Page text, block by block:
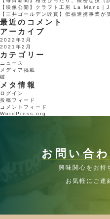
【映像公開】クラフト工房 La Mano｜
【三井ゴールデン匠賞】伝福連携事業が
最近のコメント
アーカイブ
2022年3月
2021年2月
カテゴリー
ニュース
メディア掲載
破
メタ情報
ログイン
投稿フィード
コメントフィード
WordPress.org
お問い合
興味関心をお持
お気軽にご連